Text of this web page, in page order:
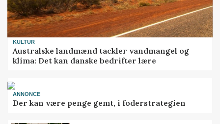
KULTUR
Australske landmænd tackler vandmangel og
klima: Det kan danske bedrifter lære
ANNONCE
Der kan være penge gemt, i foderstrategien